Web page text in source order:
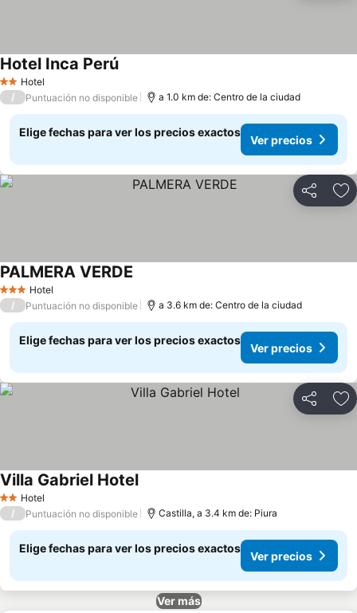
2 Estrellas
Hotel
Hotel Inca Perú
/ Puntuación no disponible a 1.0 km de: Centro de la ciudad
Elige fechas para ver los precios exactos
Ver precios
Compartir
3 Estrellas
Hotel
PALMERA VERDE
/ Puntuación no disponible a 3.6 km de: Centro de la ciudad
Elige fechas para ver los precios exactos
Ver precios
Compartir
2 Estrellas
Hotel
Villa Gabriel Hotel
/ Puntuación no disponible Castilla, a 3.4 km de: Piura
Elige fechas para ver los precios exactos
Ver precios
Ver más